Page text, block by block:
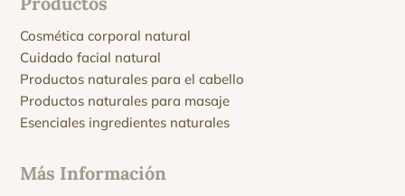
Cosmética corporal natural
Cuidado facial natural
Productos naturales para el cabello
Productos naturales para masaje
Esenciales ingredientes naturales
Más Información